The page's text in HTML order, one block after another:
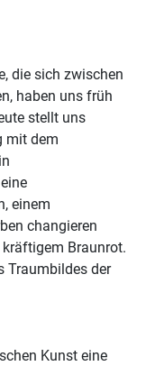
die sich zwischen
haben uns früh
stellt uns
mit dem
einem
changieren
Braunrot.
Traumbildes der
Kunst eine